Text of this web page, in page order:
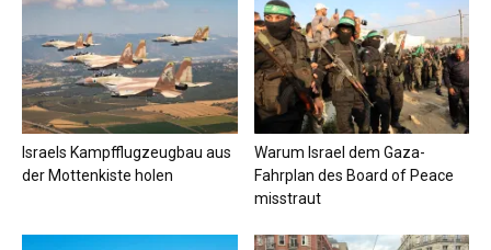
Israels Kampfflugzeugbau aus
der Mottenkiste holen
Warum Israel dem Gaza-
Fahrplan des Board of Peace
misstraut